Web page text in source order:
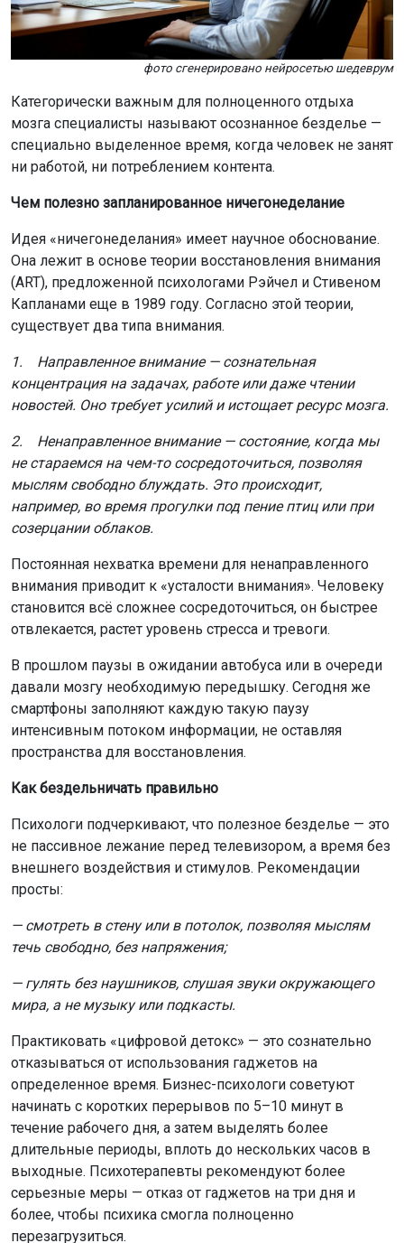
фото сгенерировано нейросетью шедеврум
Категорически важным для полноценного отдыха
мозга специалисты называют осознанное безделье —
специально выделенное время, когда человек не занят
ни работой, ни потреблением контента.
Чем полезно запланированное ничегонеделание
Идея «ничегонеделания» имеет научное обоснование.
Она лежит в основе теории восстановления внимания
(ART), предложенной психологами Рэйчел и Стивеном
Капланами еще в 1989 году. Согласно этой теории,
существует два типа внимания.
1. Направленное внимание — сознательная
концентрация на задачах, работе или даже чтении
новостей. Оно требует усилий и истощает ресурс мозга.
2. Ненаправленное внимание — состояние, когда мы
не стараемся на чем-то сосредоточиться, позволяя
мыслям свободно блуждать. Это происходит,
например, во время прогулки под пение птиц или при
созерцании облаков.
Постоянная нехватка времени для ненаправленного
внимания приводит к «усталости внимания». Человеку
становится всё сложнее сосредоточиться, он быстрее
отвлекается, растет уровень стресса и тревоги.
В прошлом паузы в ожидании автобуса или в очереди
давали мозгу необходимую передышку. Сегодня же
смартфоны заполняют каждую такую паузу
интенсивным потоком информации, не оставляя
пространства для восстановления.
Как бездельничать правильно
Психологи подчеркивают, что полезное безделье — это
не пассивное лежание перед телевизором, а время без
внешнего воздействия и стимулов. Рекомендации
просты:
— смотреть в стену или в потолок, позволяя мыслям
течь свободно, без напряжения;
— гулять без наушников, слушая звуки окружающего
мира, а не музыку или подкасты.
Практиковать «цифровой детокс» — это сознательно
отказываться от использования гаджетов на
определенное время. Бизнес-психологи советуют
начинать с коротких перерывов по 5–10 минут в
течение рабочего дня, а затем выделять более
длительные периоды, вплоть до нескольких часов в
выходные. Психотерапевты рекомендуют более
серьезные меры — отказ от гаджетов на три дня и
более, чтобы психика смогла полноценно
перезагрузиться.